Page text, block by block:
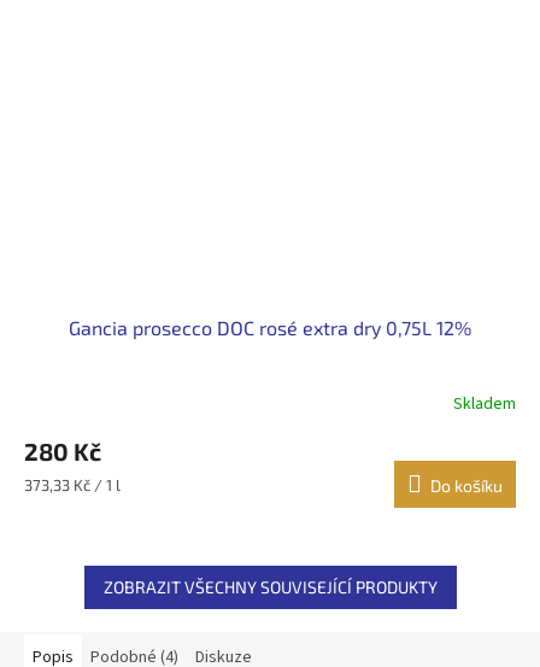
Gancia prosecco DOC rosé extra dry 0,75L 12%
Skladem
280 Kč
Měrná
373,33 Kč / 1 l Do košíku
ZOBRAZIT VŠECHNY SOUVISEJÍCÍ PRODUKTY
Popis Podobné (4) Diskuze